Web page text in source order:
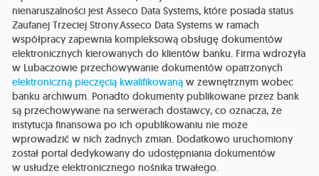
nienaruszalności jest Asseco Data Systems, które posiada status
Zaufanej Trzeciej Strony.Asseco Data Systems w ramach
współpracy zapewnia kompleksową obsługę dokumentów
elektronicznych kierowanych do klientów banku. Firma wdrożyła
w Lubaczowie przechowywanie dokumentów opatrzonych
elektroniczną pieczęcią kwalifikowaną w zewnętrznym wobec
banku archiwum. Ponadto dokumenty publikowane przez bank
są przechowywane na serwerach dostawcy, co oznacza, że
instytucja finansowa po ich opublikowaniu nie może
wprowadzić w nich żadnych zmian. Dodatkowo uruchomiony
został portal dedykowany do udostępniania dokumentów
w usłudze elektronicznego nośnika trwałego.